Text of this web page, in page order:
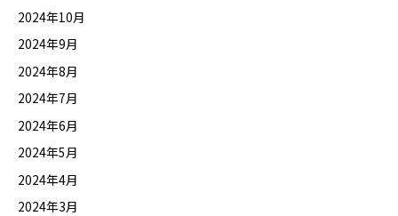
2024年10月
2024年9月
2024年8月
2024年7月
2024年6月
2024年5月
2024年4月
2024年3月